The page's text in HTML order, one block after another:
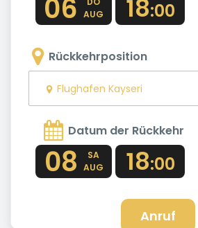
06 AUG
18:00
Rückkehrposition
Flughafen Kayseri
Datum der Rückkehr
08
SA
AUG
18:00
Anruf